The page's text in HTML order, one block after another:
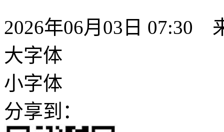
2026年06月03日 07:30
大字体
小字体
分享到：